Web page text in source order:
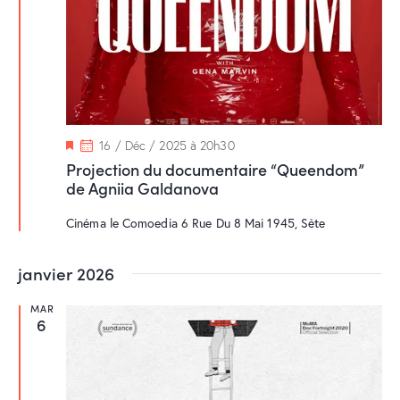
Projection du documentaire “Queendom”
de Agniia Galdanova
M
s
e
a
v
t
16 / Déc / 2025 à 20h30
Cinéma le Comoedia 6 Rue Du 8 Mai 1945, Sète
janvier 2026
MAR
6